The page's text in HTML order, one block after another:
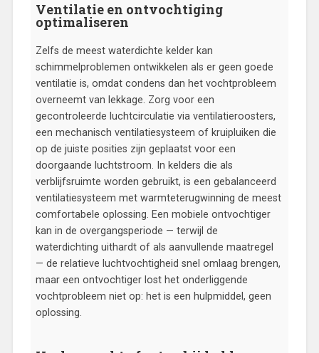
Ventilatie en ontvochtiging
optimaliseren
Zelfs de meest waterdichte kelder kan
schimmelproblemen ontwikkelen als er geen goede
ventilatie is, omdat condens dan het vochtprobleem
overneemt van lekkage. Zorg voor een
gecontroleerde luchtcirculatie via ventilatieroosters,
een mechanisch ventilatiesysteem of kruipluiken die
op de juiste posities zijn geplaatst voor een
doorgaande luchtstroom. In kelders die als
verblijfsruimte worden gebruikt, is een gebalanceerd
ventilatiesysteem met warmteterugwinning de meest
comfortabele oplossing. Een mobiele ontvochtiger
kan in de overgangsperiode — terwijl de
waterdichting uithardt of als aanvullende maatregel
— de relatieve luchtvochtigheid snel omlaag brengen,
maar een ontvochtiger lost het onderliggende
vochtprobleem niet op: het is een hulpmiddel, geen
oplossing.